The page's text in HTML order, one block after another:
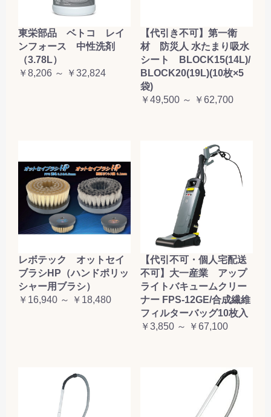
東栄部品 ベトコ レイ
ンフォース 中性洗剤
（3.78L）
￥8,206 ～ ￥32,824
【代引き不可】第一衛
材 防災人 水たまり吸水
シート BLOCK15(14L)/
BLOCK20(19L)(10枚×5
袋)
￥49,500 ～ ￥62,700
レボテック オットセイ
ブラシHP（ハンドポリッ
シャー用ブラシ）
￥16,940 ～ ￥18,480
【代引不可・個人宅配送
不可】大一産業 アップ
ライトバキュームクリー
ナー FPS-12GE/合成繊維
フィルターバッグ10枚入
￥3,850 ～ ￥67,100